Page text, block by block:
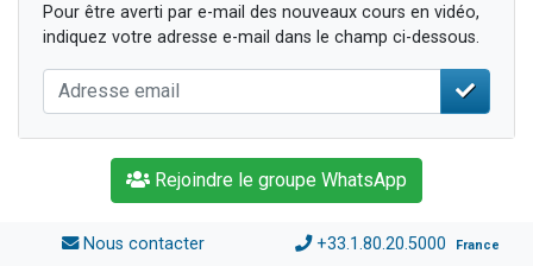
Pour être averti par e-mail des nouveaux cours en vidéo,
indiquez votre adresse e-mail dans le champ ci-dessous.
Rejoindre le groupe WhatsApp
Nous contacter +33.1.80.20.5000 France